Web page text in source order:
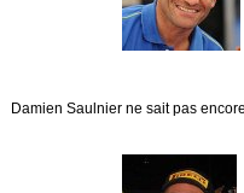
Damien Saulnier ne sait pas